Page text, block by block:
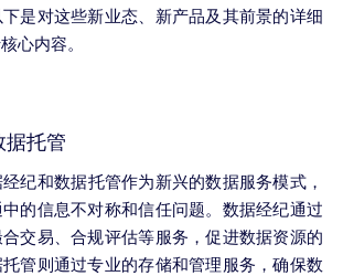
是对这些新业态、新产品及其前景的详细
心内容。
据托管
经纪和数据托管作为新兴的数据服务模式，
的信息不对称和信任问题。数据经纪通过
交易、合规评估等服务，促进数据资源的
管则通过专业的存储和管理服务，确保数